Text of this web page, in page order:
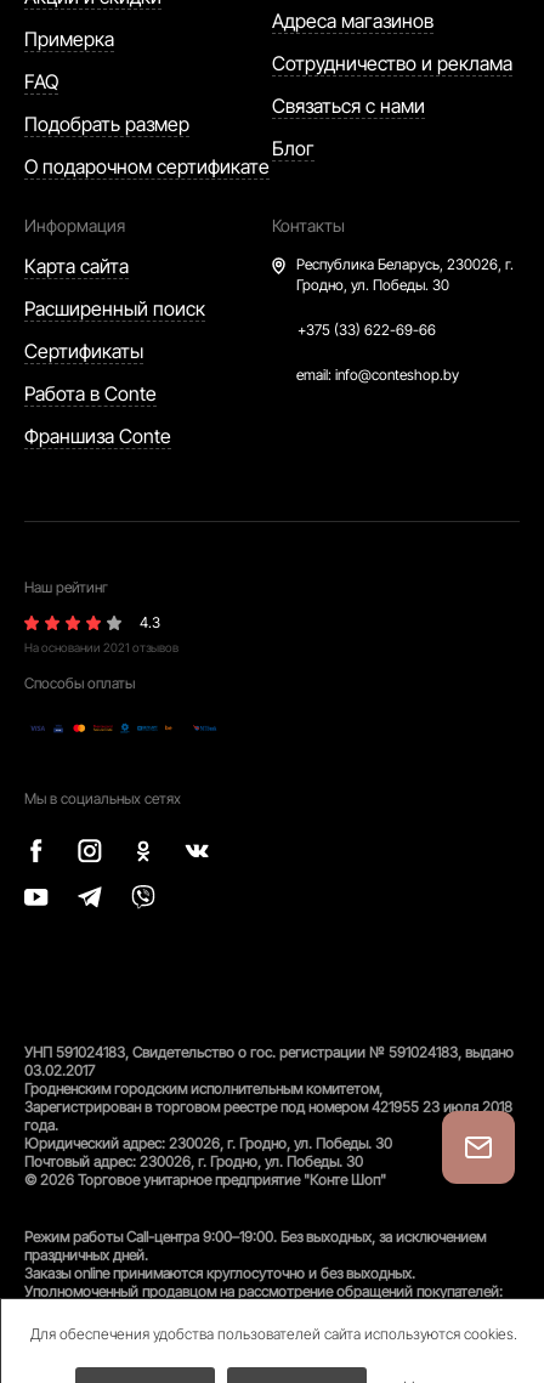
Для обеспечения удобства пользователей сайта используются cookies.
Примерка
FAQ
Подобрать размер
О подарочном сертификате
Адреса магазинов
Сотрудничество и реклама
Связаться с нами
Блог
Информация
Карта сайта
Расширенный поиск
Сертификаты
Работа в Conte
Франшиза Conte
Контакты
Республика Беларусь, 230026, г.
Гродно, ул. Победы. 30
+375 (33) 622-69-66
email: info@conteshop.by
Наш рейтинг
4.3
На основании 2021 отзывов
Способы оплаты
Мы в социальных сетях
УНП 591024183, Свидетельство о гос. регистрации № 591024183, выдано
03.02.2017
Гродненским городским исполнительным комитетом,
Зарегистрирован в торговом реестре под номером 421955 23 июля 2018
года.
Юридический адрес: 230026, г. Гродно, ул. Победы. 30
Почтовый адрес: 230026, г. Гродно, ул. Победы. 30
© 2026 Торговое унитарное предприятие "Конте Шоп"
Режим работы Call-центра 9:00–19:00. Без выходных, за исключением
праздничных дней.
Заказы online принимаются круглосуточно и без выходных.
Уполномоченный продавцом на рассмотрение обращений покупателей:
Унитарного предприятия «Конте Шоп», тел:+375(152)50-94-35, email:
info@conteshop.by
Уполномоченный по защите прав потребителей: